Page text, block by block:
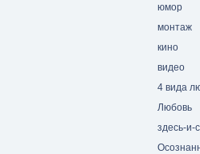
юмор
монтаж
кино
видео
4 вида
Любовь
здесь-и-